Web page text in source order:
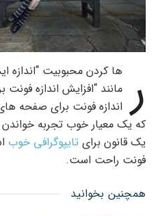
ر ها کردن محبوبیت “اندازه
مانند “افزایش اندازه
اندازه فونت برای صفحه
که یک معیار خوب تجربه خواندن
یک قانون برای تایپوگرافی خوب
فونت راحت است.
همچنین بخوانید